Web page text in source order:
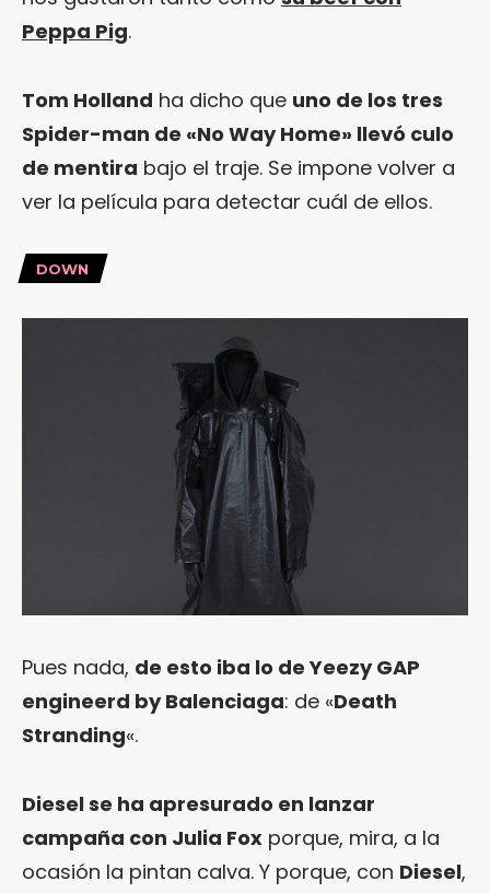
Peppa Pig.
Tom Holland ha dicho que uno de los tres
Spider-man de «No Way Home» llevó culo
de mentira bajo el traje. Se impone volver a
ver la película para detectar cuál de ellos.
DOWN
Pues nada, de esto iba lo de Yeezy GAP
engineerd by Balenciaga: de «Death
Stranding«.
Diesel se ha apresurado en lanzar
campaña con Julia Fox porque, mira, a la
ocasión la pintan calva. Y porque, con Diesel,